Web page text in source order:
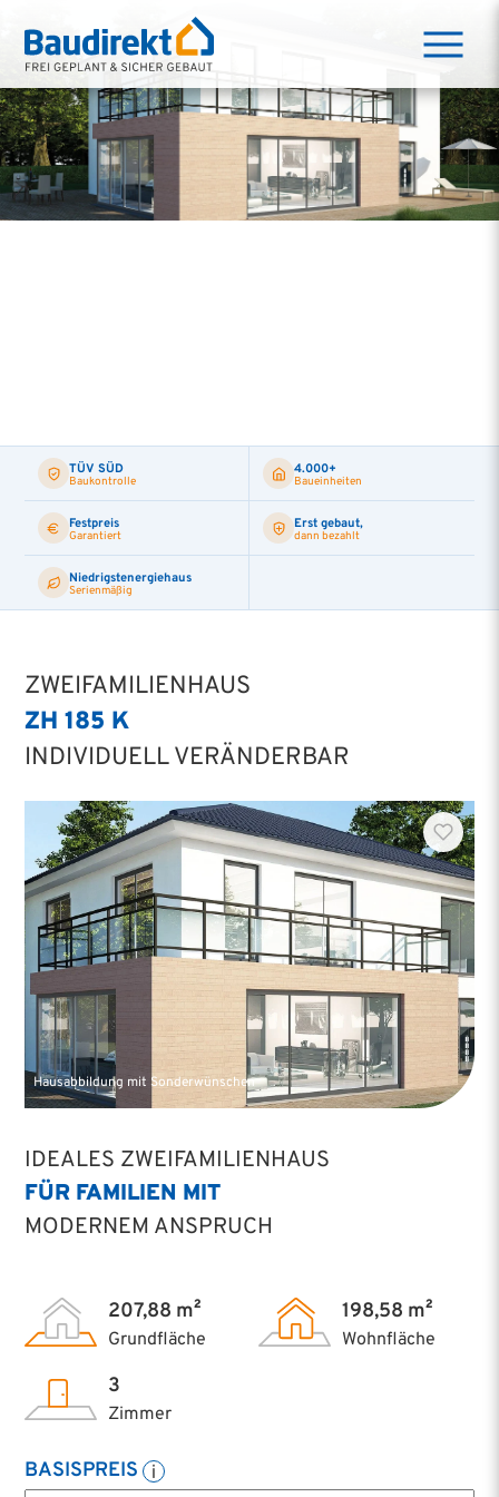
TÜV SÜD
Baukontrolle
4.000+
Baueinheiten
Festpreis
Garantiert
Erst gebaut,
dann bezahlt
Niedrigstenergiehaus
Serienmäßig
ZWEIFAMILIENHAUS
ZH 185 K
INDIVIDUELL VERÄNDERBAR
Hausabbildung mit Sonderwünschen
IDEALES ZWEIFAMILIENHAUS
FÜR FAMILIEN MIT
MODERNEM ANSPRUCH
207,88 m²
Grundfläche
198,58 m²
Wohnfläche
3
Zimmer
BASISPREIS